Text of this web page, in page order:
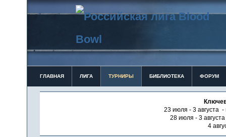
ГЛАВНАЯ ЛИГА ТУРНИРЫ БИБЛИОТЕКА ФОРУМ
23 июля - 3 августа -
28 июля - 3
4